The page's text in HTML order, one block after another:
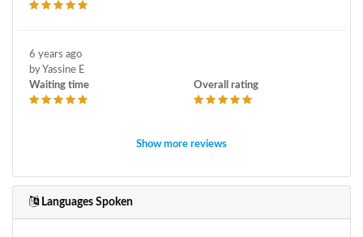
6 years ago
by Yassine E
Waiting time
Overall rating
Show more reviews
Languages Spoken